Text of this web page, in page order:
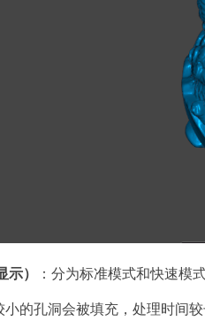
） ：分为标准模式和快速模式
的孔洞会被填充，处理时间较